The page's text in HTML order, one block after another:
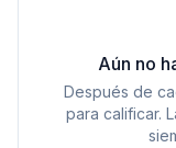
Aún no
Después de
para calificar.